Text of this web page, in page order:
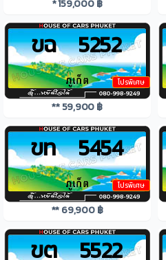
* 159,000 ฿
โปรพิเศษ
ขฉ 5252
** 59,900 ฿
โปรพิเศษ
ขท 5454
** 69,900 ฿
ขต 5522